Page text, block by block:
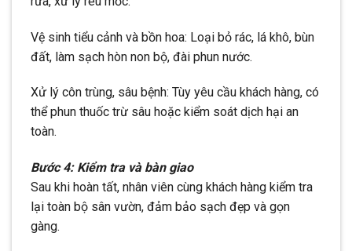
Vệ sinh tiểu cảnh và bồn hoa: Loại bỏ rác, lá khô, bùn
đất, làm sạch hòn non bộ, đài phun nước.
Xử lý côn trùng, sâu bệnh: Tùy yêu cầu khách hàng, có
thể phun thuốc trừ sâu hoặc kiểm soát dịch hại an
toàn.
Bước 4: Kiểm tra và bàn giao
Sau khi hoàn tất, nhân viên cùng khách hàng kiểm tra
lại toàn bộ sân vườn, đảm bảo sạch đẹp và gọn
gàng.